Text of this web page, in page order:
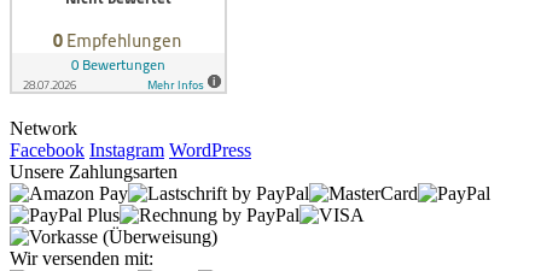
Network
Facebook Instagram WordPress
Unsere Zahlungsarten
Wir versenden mit: